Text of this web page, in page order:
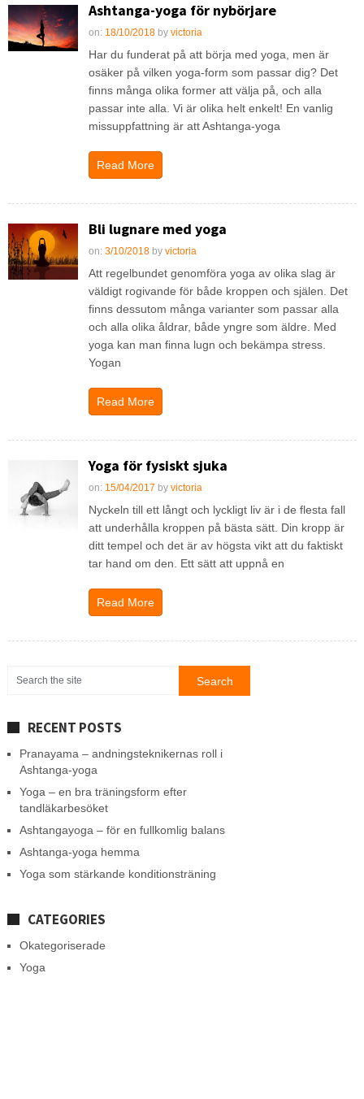
Ashtanga-yoga för nybörjare
on: 18/10/2018by victoria
Har du funderat på att börja med yoga, men är
osäker på vilken yoga-form som passar dig? Det
finns många olika former att välja på, och alla
passar inte alla. Vi är olika helt enkelt! En vanlig
missuppfattning är att Ashtanga-yoga
Read More
Bli lugnare med yoga
on: 3/10/2018by victoria
Att regelbundet genomföra yoga av olika slag är
väldigt rogivande för både kroppen och själen. Det
finns dessutom många varianter som passar alla
och alla olika åldrar, både yngre som äldre. Med
yoga kan man finna lugn och bekämpa stress.
Yogan
Read More
Yoga för fysiskt sjuka
on: 15/04/2017 by victoria
Nyckeln till ett långt och lyckligt liv är i de flesta fall
att underhålla kroppen på bästa sätt. Din kropp är
ditt tempel och det är av högsta vikt att du faktiskt
tar hand om den. Ett sätt att uppnå en
Read More
RECENT POSTS
Pranayama – andningsteknikernas roll i
Ashtanga-yoga
Yoga – en bra träningsform efter
tandläkarbesöket
Ashtangayoga – för en fullkomlig balans
Ashtanga-yoga hemma
Yoga som stärkande konditionsträning
CATEGORIES
Okategoriserade
Yoga